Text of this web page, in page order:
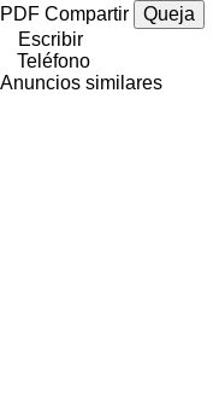
PDF Compartir
Queja
Escribir
Teléfono
Anuncios similares